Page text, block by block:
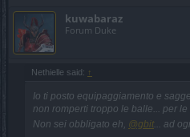
kuwabaraz
Forum Duke
Nethielle said: ↑
Io ti posto equipaggiamento e
non romperti troppo le balle... per
Non sei obbligato eh, @gbit... ad